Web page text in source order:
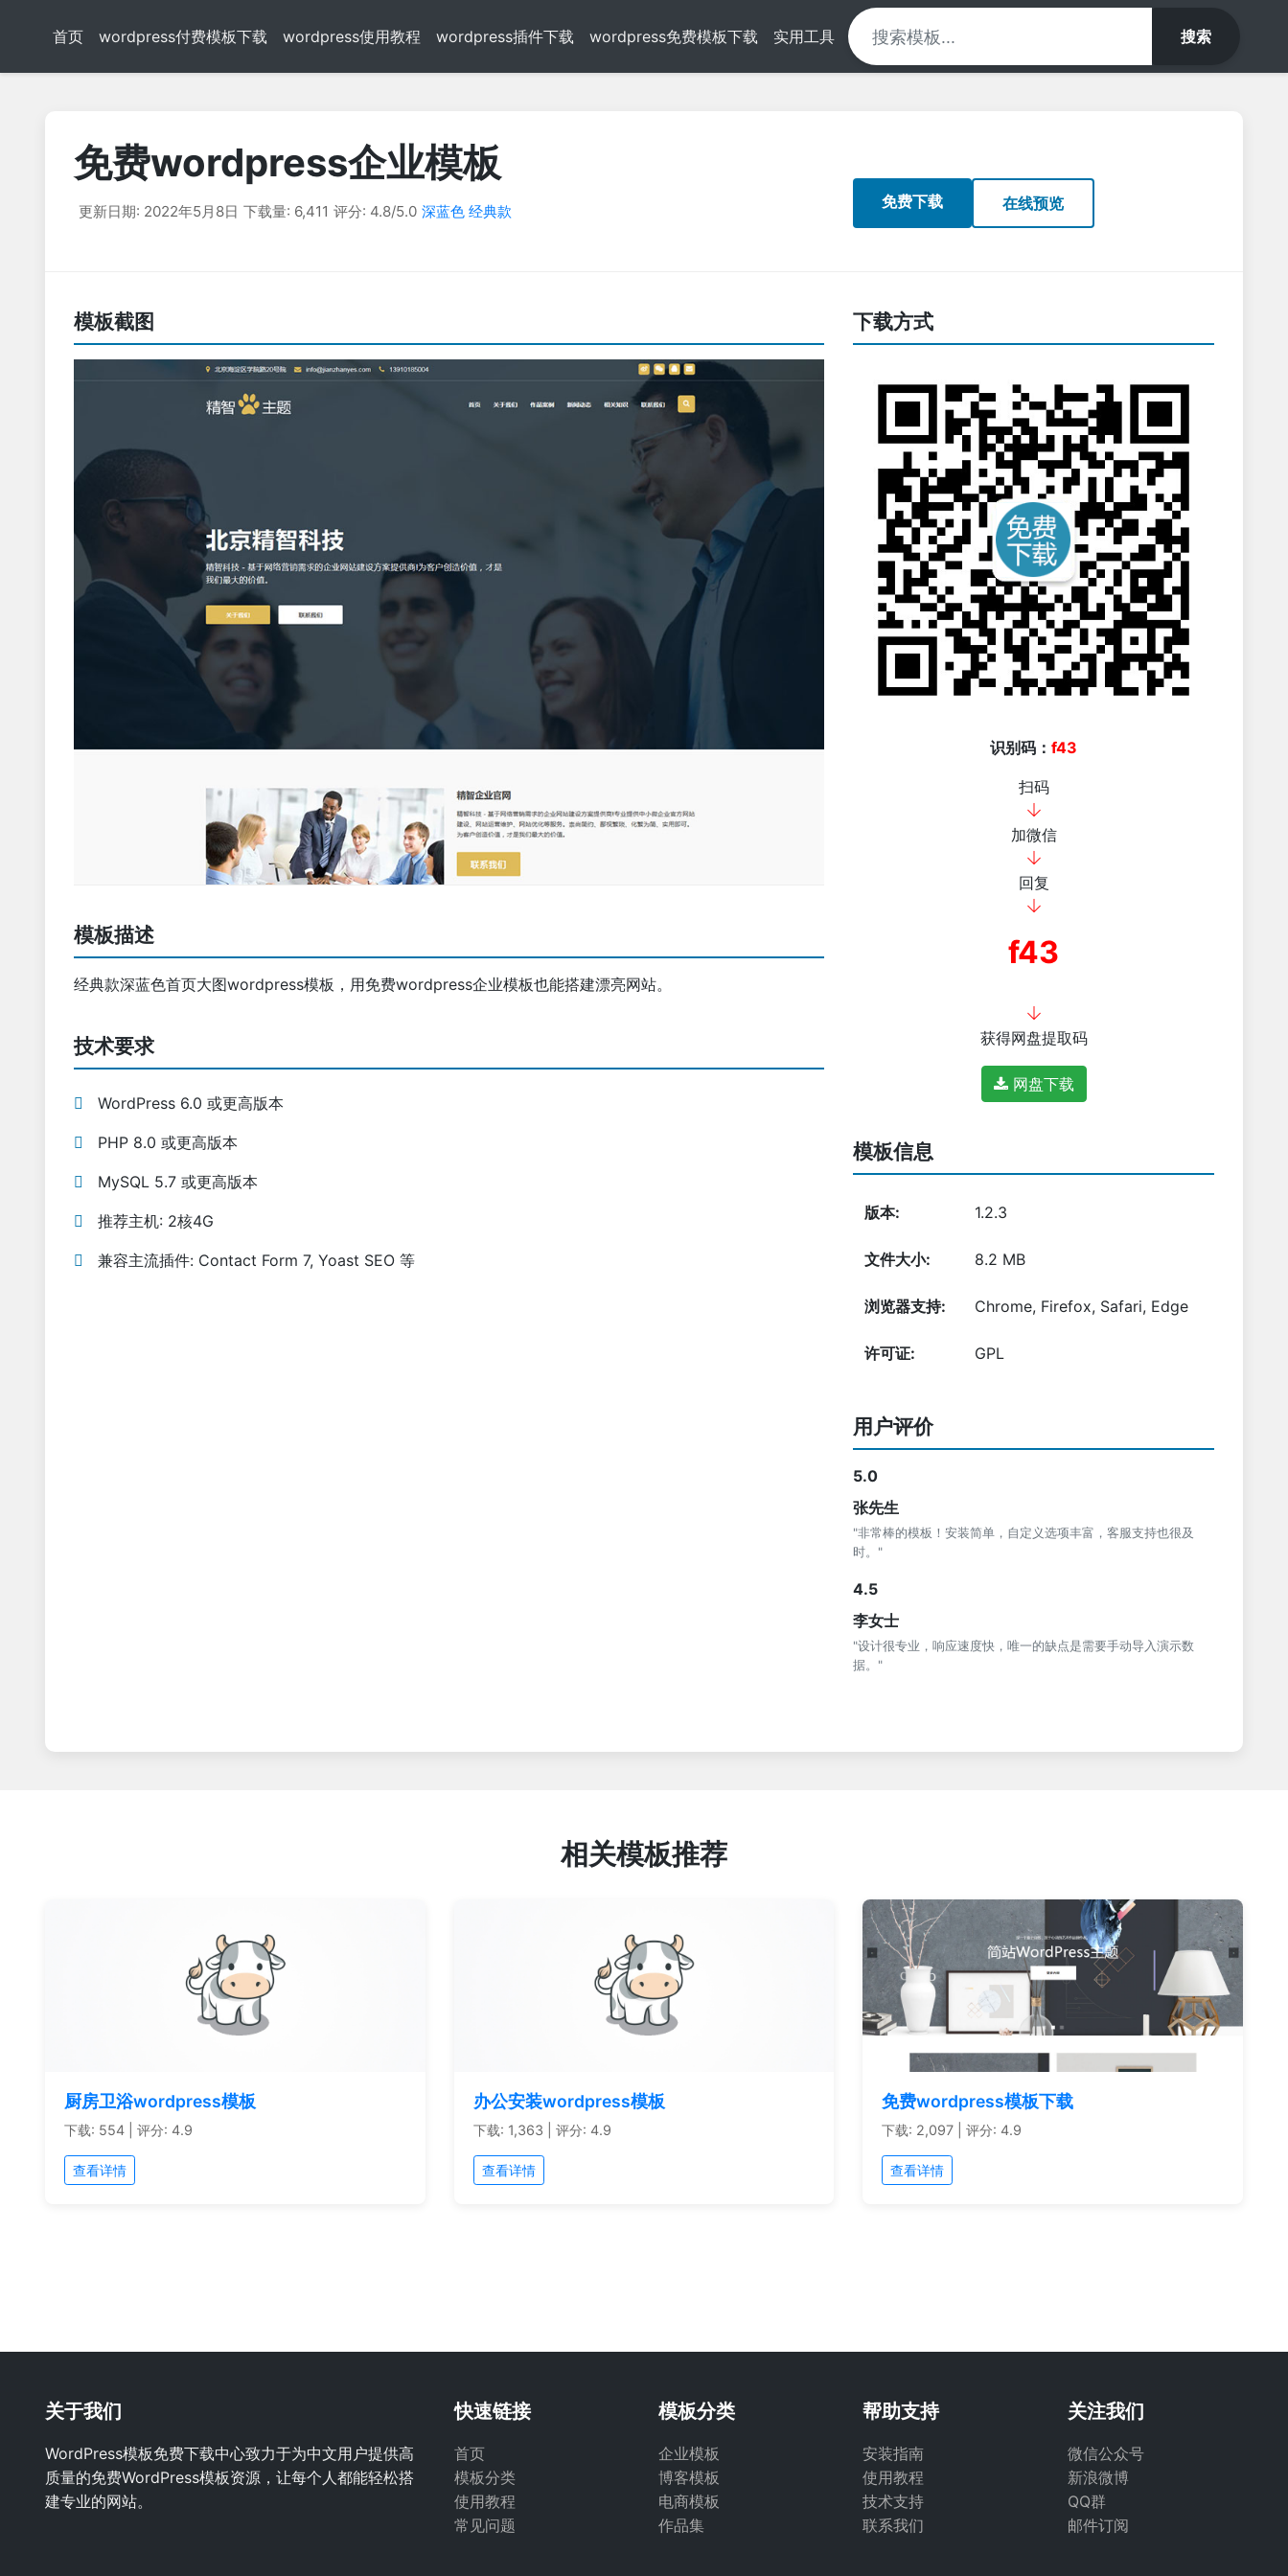
首页 wordpress付费模板下载 wordpress使用教程 wordpress插件下载 wordpress免费模板下载 实用工具 搜索
免费wordpress企业模板
更新日期: 2022年5月8日 下载量: 6,411 评分: 4.8/5.0 深蓝色 经典款
免费下载 在线预览
模板截图
模板描述
经典款深蓝色首页大图wordpress模板，用免费wordpress企业模板也能搭建漂亮网站。
技术要求
WordPress 6.0 或更高版本
PHP 8.0 或更高版本
MySQL 5.7 或更高版本
推荐主机: 2核4G
兼容主流插件: Contact Form 7, Yoast SEO 等
下载方式
识别码：f43
扫码
加微信
回复
f43
获得网盘提取码
网盘下载
模板信息
版本: 1.2.3
文件大小: 8.2 MB
浏览器支持: Chrome, Firefox, Safari, Edge
许可证: GPL
用户评价
5.0
张先生
"非常棒的模板！安装简单，自定义选项丰富，客服支持也很及
时。"
4.5
李女士
"设计很专业，响应速度快，唯一的缺点是需要手动导入演示数
据。"
相关模板推荐
厨房卫浴wordpress模板
下载: 554 | 评分: 4.9
查看详情
办公安装wordpress模板
下载: 1,363 | 评分: 4.9
查看详情
免费wordpress模板下载
下载: 2,097 | 评分: 4.9
查看详情
关于我们
WordPress模板免费下载中心致力于为中文用户提供高
质量的免费WordPress模板资源，让每个人都能轻松搭
建专业的网站。
快速链接
首页
模板分类
使用教程
常见问题
模板分类
企业模板
博客模板
电商模板
作品集
帮助支持
安装指南
使用教程
技术支持
联系我们
关注我们
微信公众号
新浪微博
QQ群
邮件订阅